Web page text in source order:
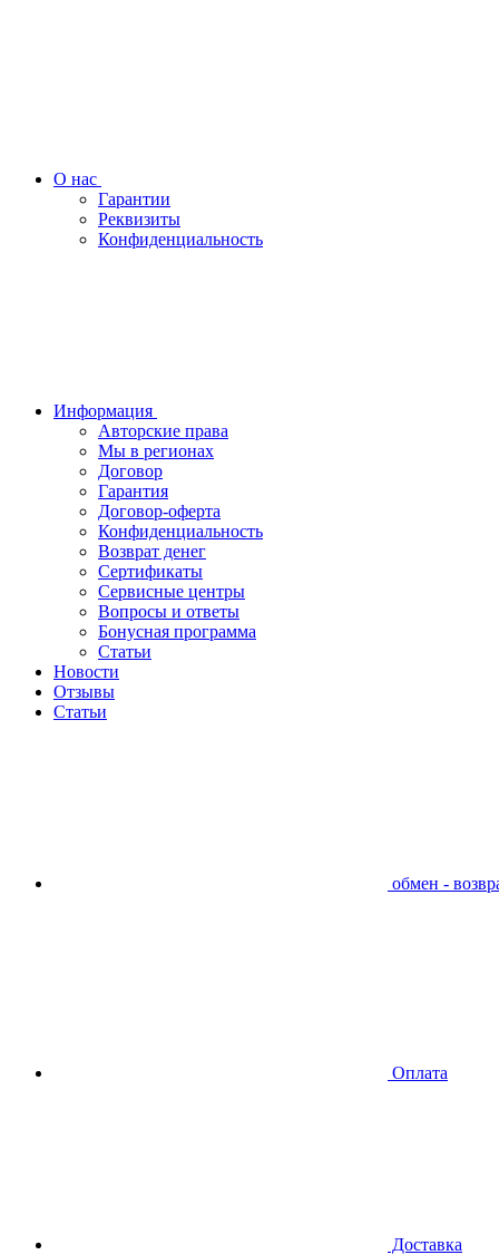
О нас
Гарантии
Реквизиты
Конфиденциальность
Информация
Авторские права
Мы в регионах
Договор
Гарантия
Договор-оферта
Конфиденциальность
Возврат денег
Сертификаты
Сервисные центры
Вопросы и ответы
Бонусная программа
Статьи
Новости
Отзывы
Статьи
обмен -
Оплата
Доставка